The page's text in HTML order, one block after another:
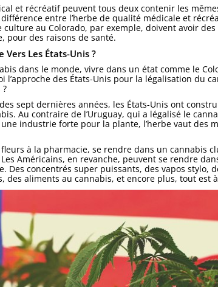
et récréatif peuvent tous deux contenir les
entre l’herbe de qualité médicale et
au Colorado, par exemple, doivent avoir
pour des raisons de santé.
Les États-Unis ?
dans le monde, vivre dans un état comme le
l’approche des États-Unis pour la légalisation du
sept dernières années, les États-Unis ont
Au contraire de l’Uruguay, qui a légalisé le
industrie forte pour la plante, l’herbe vaut des
à la pharmacie, se rendre dans un cannabis
Américains, en revanche, peuvent se rendre
Des concentrés super puissants, des vapos stylo,
des aliments au cannabis, et encore plus, tout est